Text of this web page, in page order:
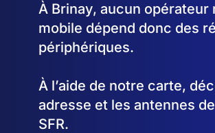
À Brinay, aucun
mobile dépend donc des
périphériques.
À l’aide de notre carte,
adresse et les antennes
SFR.